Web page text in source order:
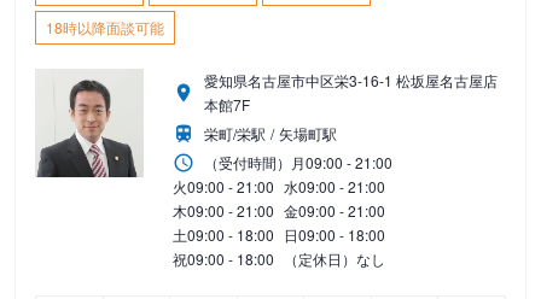
18時以降面談可能
愛知県名古屋市中区栄3-16-1 松坂屋名古屋店
本館7F
栄町/栄駅
矢場町駅
（受付時間） 月09:00 - 21:00
火09:00 - 21:00 水09:00 - 21:00
木09:00 - 21:00 金09:00 - 21:00
土09:00 - 18:00 日09:00 - 18:00
祝09:00 - 18:00 （定休日）なし